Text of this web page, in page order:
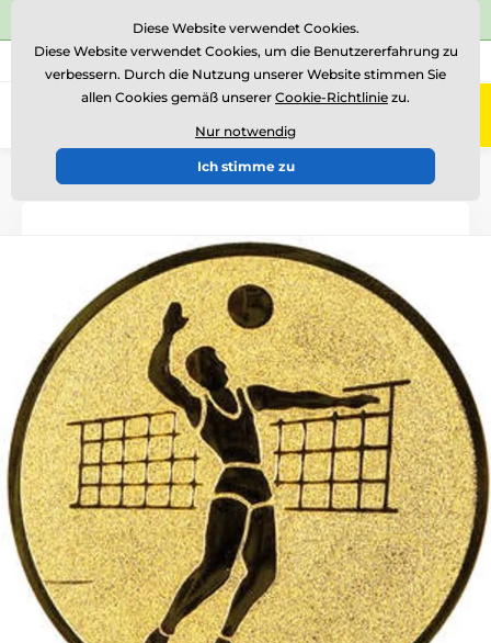
⭐Siehe 504 verifizierte Bewertungen auf
Rufen Sie uns an (Mo-Fr 15-18) +43 676 361 37 22
0
Einführung Logotypen und Embleme
Diese Website verwendet Cookies.
Diese Website verwendet Cookies, um die Benutzererfahrung zu
verbessern. Durch die Nutzung unserer Website stimmen Sie
allen Cookies gemäß unserer Cookie-Richtlinie zu.
Nur notwendig
Ich stimme zu